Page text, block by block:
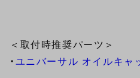
＜取付時推奨パーツ＞
・ ユニバーサル オイルキャ